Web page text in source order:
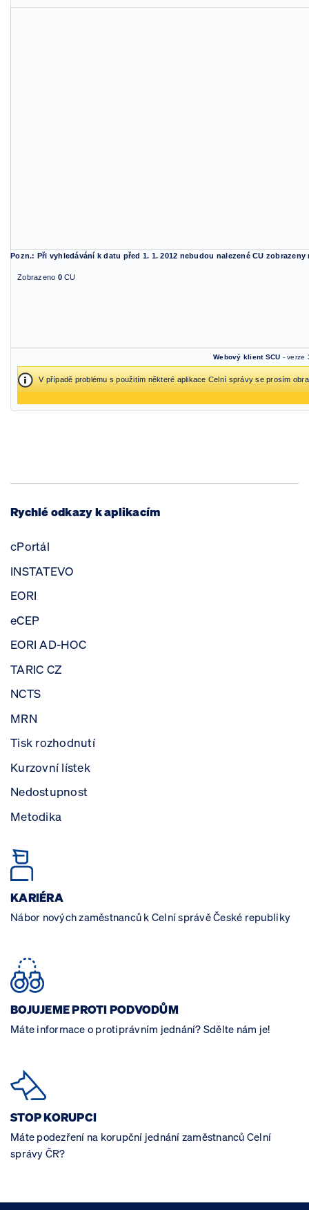
Pozn.: Při vyhledávání k datu před 1. 1. 2012 nebudou nalezené CU zobrazeny
Zobrazeno 0CU
Webový klient SCU - verze
V případě problému s použitím některé aplikace Celní správy se prosím
Rychlé odkazy k aplikacím
cPortál
INSTATEVO
EORI
eCEP
EORI AD-HOC
TARIC CZ
NCTS
MRN
Tisk rozhodnutí
Kurzovní lístek
Nedostupnost
Metodika
KARIÉRA
Nábor nových zaměstnanců k Celní správě České republiky
BOJUJEME PROTI PODVODŮM
Máte informace o protiprávním jednání? Sdělte nám je!
STOP KORUPCI
Máte podezření na korupční jednání zaměstnanců Celní
správy ČR?